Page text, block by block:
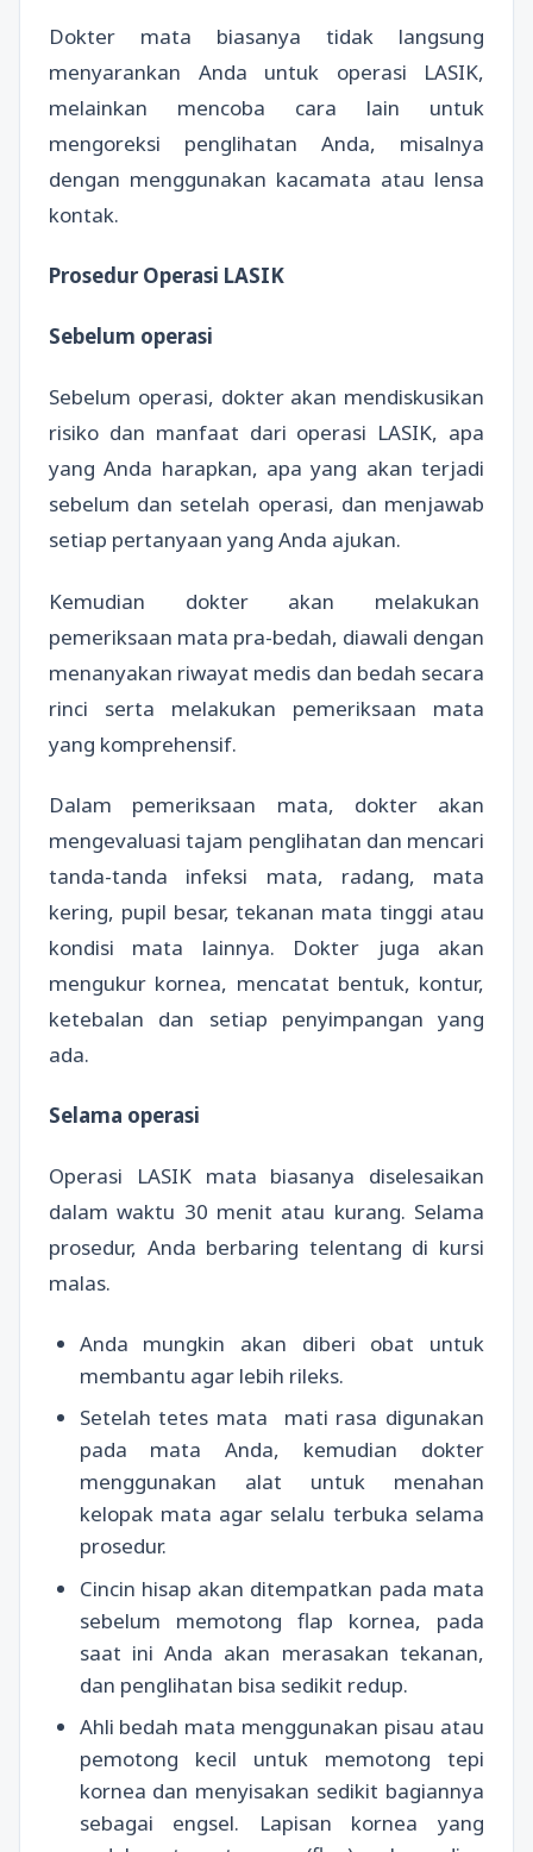
Dokter mata biasanya tidak langsung
menyarankan Anda untuk operasi LASIK,
melainkan mencoba cara lain untuk
mengoreksi penglihatan Anda, misalnya
dengan menggunakan kacamata atau lensa
kontak.
Prosedur Operasi LASIK
Sebelum operasi
Sebelum operasi, dokter akan mendiskusikan
risiko dan manfaat dari operasi LASIK, apa
yang Anda harapkan, apa yang akan terjadi
sebelum dan setelah operasi, dan menjawab
setiap pertanyaan yang Anda ajukan.
Kemudian dokter akan melakukan
pemeriksaan mata pra-bedah, diawali dengan
menanyakan riwayat medis dan bedah secara
rinci serta melakukan pemeriksaan mata
yang komprehensif.
Dalam pemeriksaan mata, dokter akan
mengevaluasi tajam penglihatan dan mencari
tanda-tanda infeksi mata, radang, mata
kering, pupil besar, tekanan mata tinggi atau
kondisi mata lainnya. Dokter juga akan
mengukur kornea, mencatat bentuk, kontur,
ketebalan dan setiap penyimpangan yang
ada.
Selama operasi
Operasi LASIK mata biasanya diselesaikan
dalam waktu 30 menit atau kurang. Selama
prosedur, Anda berbaring telentang di kursi
malas.
Anda mungkin akan diberi obat untuk
membantu agar lebih rileks.
Setelah tetes mata mati rasa digunakan
pada mata Anda, kemudian dokter
menggunakan alat untuk menahan
kelopak mata agar selalu terbuka selama
prosedur.
Cincin hisap akan ditempatkan pada mata
sebelum memotong flap kornea, pada
saat ini Anda akan merasakan tekanan,
dan penglihatan bisa sedikit redup.
Ahli bedah mata menggunakan pisau atau
pemotong kecil untuk memotong tepi
kornea dan menyisakan sedikit bagiannya
sebagai engsel. Lapisan kornea yang